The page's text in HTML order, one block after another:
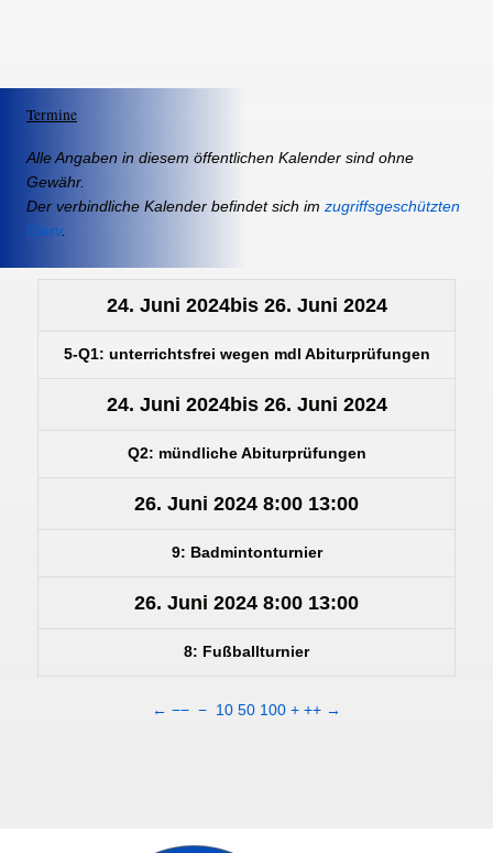
Termine
Alle Angaben in diesem öffentlichen Kalender sind ohne
Gewähr.
Der verbindliche Kalender befindet sich im zugriffsgeschützten
IServ.
24. Juni 2024bis 26. Juni 2024
5-Q1: unterrichtsfrei wegen mdl Abiturprüfungen
24. Juni 2024bis 26. Juni 2024
Q2: mündliche Abiturprüfungen
26. Juni 2024 8:00 13:00
9: Badmintonturnier
26. Juni 2024 8:00 13:00
8: Fußballturnier
← −− − 10 50 100 + ++ →